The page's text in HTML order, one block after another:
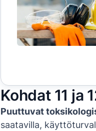
Kohdat 11 ja
Puuttuvat
saatavilla,